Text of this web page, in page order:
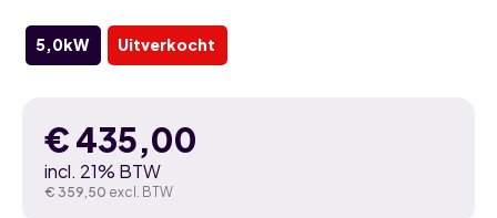
5,0kW Uitverkocht
€435,00
incl. 21% BTW
€ 359,50 excl. BTW